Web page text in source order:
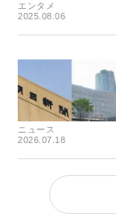
エンタメ
2025.08.06
ニュース
2026.07.18